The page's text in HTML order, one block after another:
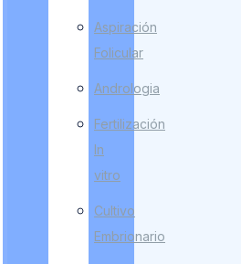
Aspiración
Folicular
Andrologia
Fertilización
In
vitro
Cultivo
Embrionario